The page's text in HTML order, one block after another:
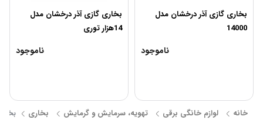
بخاری گازی آذر درخشان مدل
14000
ناموجود
بخاری گازی آذر درخشان مدل
14هزار توری
ناموجود
خانه لوازم خانگی برقی تهویه، سرمایش و گرمایش بخاری